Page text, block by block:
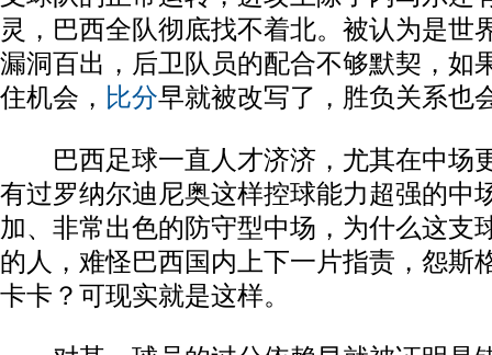
灵，巴西全队彻底找不着北。被认为是世
漏洞百出，后卫队员的配合不够默契，如
住机会， 比分早就被改写了，胜负关系也
巴西足球一直人才济济，尤其在中场
有过罗纳尔迪尼奥这样控球能力超强的中
加、非常出色的防守型中场，为什么这支
的人，难怪巴西国内上下一片指责，怨斯
卡卡？可现实就是这样。